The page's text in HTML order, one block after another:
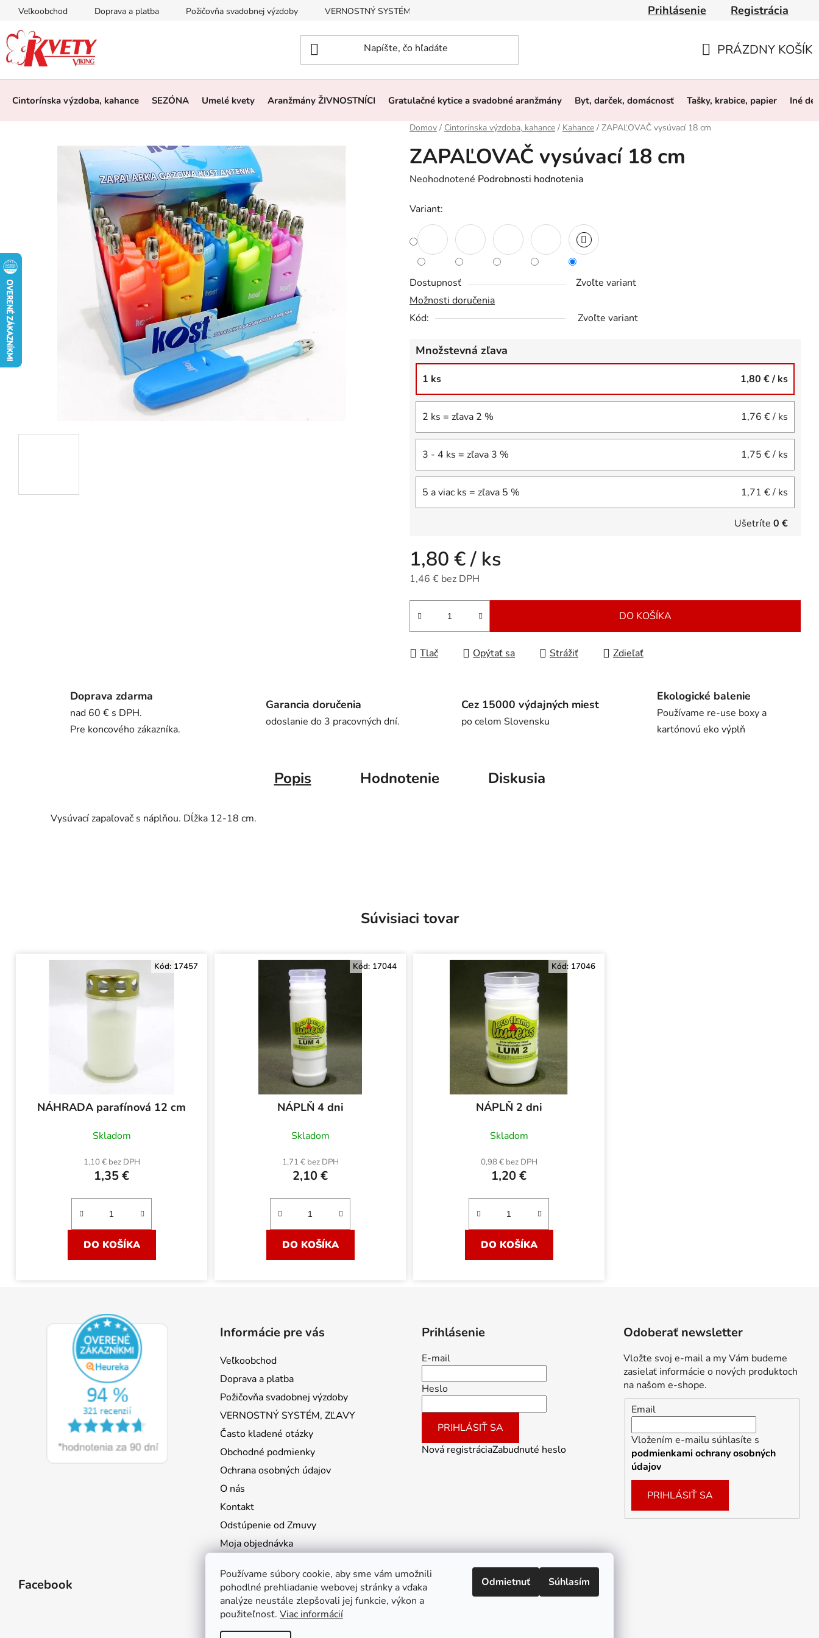
Používame súbory cookie, aby sme vám umožnili
pohodlné prehliadanie webovej stránky a vďaka
analýze neustále zlepšovali jej funkcie, výkon a
použiteľnosť. Viac informácií
Odmietnuť Súhlasím
Prejsť
obsah
Veľkoobchod Doprava a platba Požičovňa svadobnej výzdoby VERNOSTNÝ SYSTÉM, ZĽAVY Obchodné podmienky Ochrana osobných údajov
Prihlásenie Registrácia
KOŠÍK
PRÁZDNY KOŠÍK
Cintorínska výzdoba, kahance SEZÓNA Umelé kvety Aranžmány ŽIVNOSTNÍCI Gratulačné kytice a svadobné aranžmány Byt, darček, domácnosť Tašky, krabice, papier Iné
Domov / Cintorínska výzdoba, kahance / Kahance / ZAPAĽOVAČ vysúvací 18 cm
ZAPAĽOVAČ vysúvací 18 cm
Priemerné
produktu
0,0
5
hviezdičiek.
Neohodnotené Podrobnosti hodnotenia
Variant:
Dostupnosť
Zvoľte variant
Možnosti doručenia
Kód:
Zvoľte variant
Množstevná zľava
1 ks 1,80 €/ ks
2 ks = zľava 2 % 1,76 €/ ks
3 - 4 ks = zľava 3 % 1,75 €/ ks
5 a viac ks = zľava 5 % 1,71 €/ ks
Ušetríte 0 €
1,80 €/ ks
1,46 € bez DPH
Jednotková cena:
DO KOŠÍKA
Tlač Opýtať sa Strážiť Zdieľať
Doprava zdarma
nad 60 € s DPH.
Pre koncového zákazníka.
Garancia doručenia
odoslanie do 3 pracovných dní.
Cez 15000 výdajných miest
po celom Slovensku
Ekologické balenie
Používame re-use boxy a
kartónovú eko výplň
Popis Hodnotenie Diskusia
Vysúvací zapaľovač s náplňou. Dĺžka 12-18 cm.
Súvisiaci tovar
NÁHRADA parafínová 12 cm
Skladom
1,10 € bez DPH
1,35 €
DO KOŠÍKA
Kód: 17457
NÁPLŇ 4 dni
Skladom
1,71 € bez DPH
2,10 €
DO KOŠÍKA
Kód: 17044
NÁPLŇ 2 dni
Skladom
0,98 € bez DPH
1,20 €
DO KOŠÍKA
Kód: 17046
Informácie pre vás
Veľkoobchod
Doprava a platba
Požičovňa svadobnej výzdoby
VERNOSTNÝ SYSTÉM, ZĽAVY
Často kladené otázky
Obchodné podmienky
Ochrana osobných údajov
O nás
Kontakt
Odstúpenie od Zmuvy
Moja objednávka
Prihlásenie
E-mail
Heslo
PRIHLÁSIŤ SA
Nová registráciaZabudnuté heslo
Odoberať newsletter
Vložte svoj e-mail a my Vám budeme
zasielať informácie o nových produktoch
na našom e-shope.
Email
Vložením e-mailu súhlasíte s
podmienkami ochrany osobných
údajov
PRIHLÁSIŤ SA
Facebook